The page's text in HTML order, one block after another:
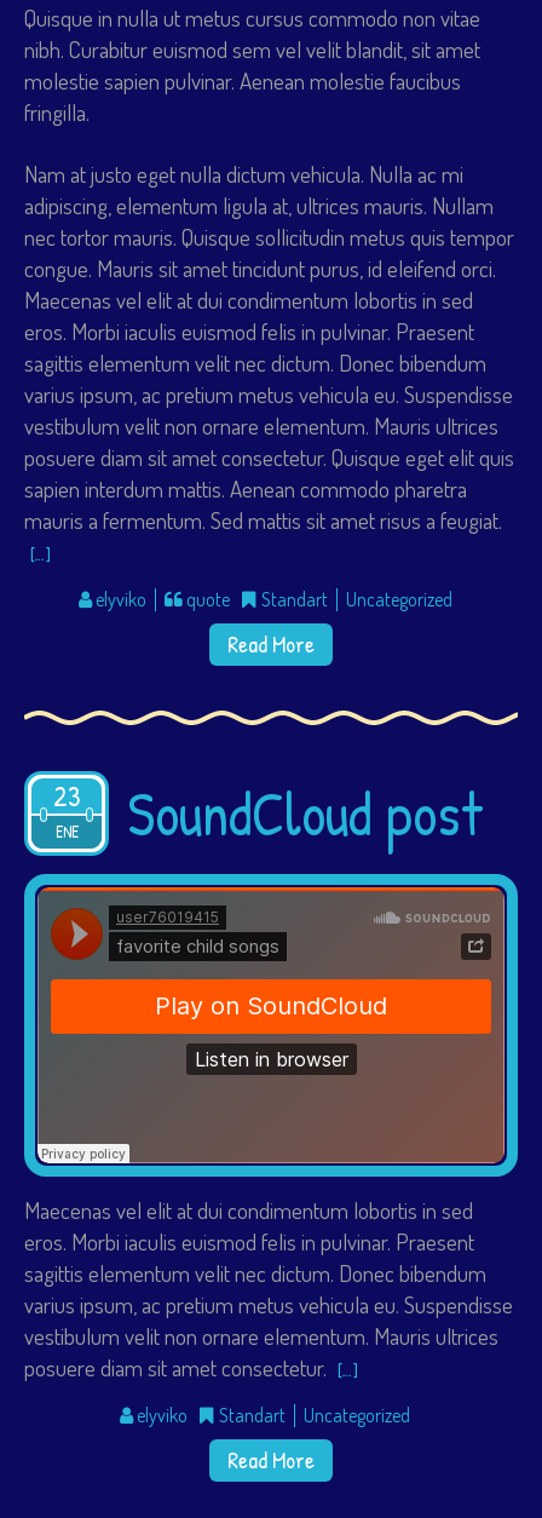
Quisque in nulla ut metus cursus commodo non vitae
nibh. Curabitur euismod sem vel velit blandit, sit amet
molestie sapien pulvinar. Aenean molestie faucibus
fringilla.
Nam at justo eget nulla dictum vehicula. Nulla ac mi
adipiscing, elementum ligula at, ultrices mauris. Nullam
nec tortor mauris. Quisque sollicitudin metus quis tempor
congue. Mauris sit amet tincidunt purus, id eleifend orci.
Maecenas vel elit at dui condimentum lobortis in sed
eros. Morbi iaculis euismod felis in pulvinar. Praesent
sagittis elementum velit nec dictum. Donec bibendum
varius ipsum, ac pretium metus vehicula eu. Suspendisse
vestibulum velit non ornare elementum. Mauris ultrices
posuere diam sit amet consectetur. Quisque eget elit quis
sapien interdum mattis. Aenean commodo pharetra
mauris a fermentum. Sed mattis sit amet risus a feugiat.
[…]
elyviko quote Standart Uncategorized
Read More
23
ENE
2015 SoundCloud post
Maecenas vel elit at dui condimentum lobortis in sed
eros. Morbi iaculis euismod felis in pulvinar. Praesent
sagittis elementum velit nec dictum. Donec bibendum
varius ipsum, ac pretium metus vehicula eu. Suspendisse
vestibulum velit non ornare elementum. Mauris ultrices
posuere diam sit amet consectetur. […]
elyviko Standart Uncategorized
Read More